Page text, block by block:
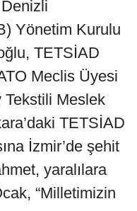
Yönetim Kurulu
TETSİAD
Meclis Üyesi
Tekstili Meslek
TETSİAD
İzmir’de şehit
yaralılara
“Milletimizin